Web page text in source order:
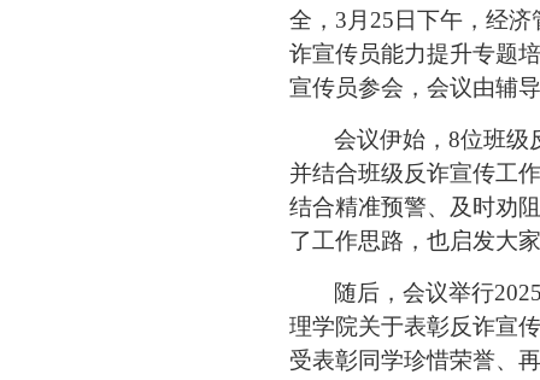
全， 3月25日下午，经
诈宣传员能力提升专题
宣传员参会，会议由辅
会议伊始， 8位班级
并结合班级反诈宣传工
结合精准预警、及时劝
了工作思路，也启发大
随后，会议举行
理学院关于表彰反诈宣
受表彰同学珍惜荣誉、